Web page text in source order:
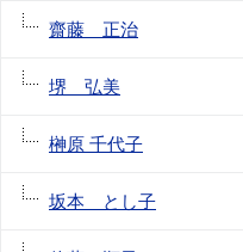
齋藤 正治
堺 弘美
榊原 千代子
坂本 とし子